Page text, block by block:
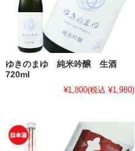
ゆきのまゆ 純米吟醸 生酒
720ml
¥1,800(税込 ¥1,980)